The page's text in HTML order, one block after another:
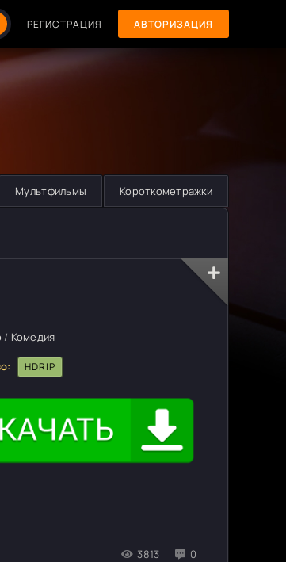
РЕГИСТРАЦИЯ АВТОРИЗАЦИЯ
Мультфильмы Короткометражки
3813 0
/ Комедия
HDRIP